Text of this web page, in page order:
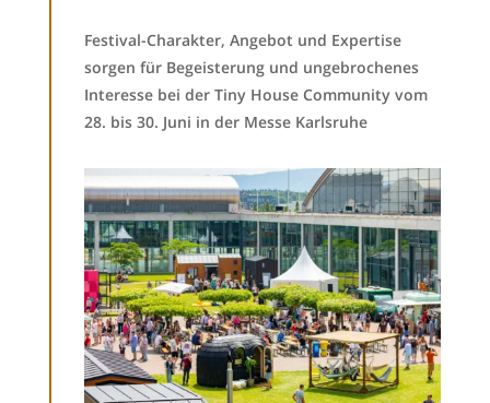
Festival-Charakter, Angebot und Expertise
sorgen für Begeisterung und ungebrochenes
Interesse bei der Tiny House Community vom
28. bis 30. Juni in der Messe Karlsruhe